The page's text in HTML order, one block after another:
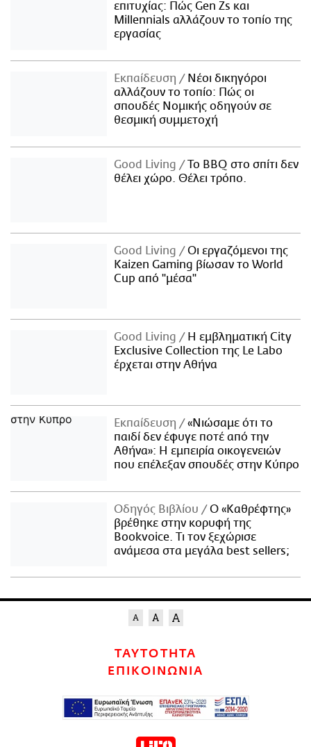
επιτυχίας: Πώς Gen Zs και
Millennials αλλάζουν το τοπίο της
εργασίας
Εκπαίδευση
Νέοι δικηγόροι
αλλάζουν το τοπίο: Πώς οι
σπουδές Νομικής οδηγούν σε
θεσμική συμμετοχή
Good Living
Το BBQ στο σπίτι δεν
θέλει χώρο. Θέλει τρόπο.
Good Living
Οι εργαζόμενοι της
Kaizen Gaming βίωσαν το World
Cup από "μέσα"
Good Living
Η εμβληματική City
Exclusive Collection της Le Labo
έρχεται στην Αθήνα
Εκπαίδευση
«Νιώσαμε ότι το
παιδί δεν έφυγε ποτέ από την
Αθήνα»: Η εμπειρία οικογενειών
που επέλεξαν σπουδές στην Κύπρο
Οδηγός Βιβλίου
Ο «Καθρέφτης»
βρέθηκε στην κορυφή της
Bookvoice. Τι τον ξεχώρισε
ανάμεσα στα μεγάλα best sellers;
ΤΑΥΤΟΤΗΤΑ
ΕΠΙΚΟΙΝΩΝΙΑ